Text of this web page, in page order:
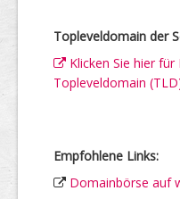
Topleveldomain der
Klicken Sie hier
Topleveldomain
Empfohlene Links:
Domainbörse auf